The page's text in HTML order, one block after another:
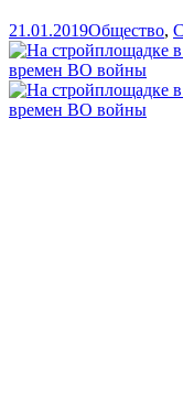
21.01.2019Общество,